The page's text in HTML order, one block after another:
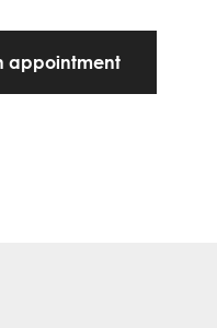
appointment